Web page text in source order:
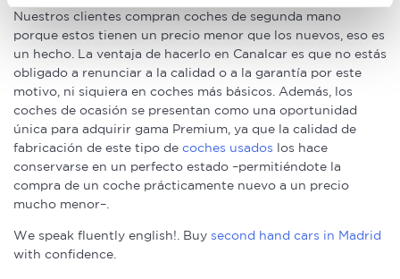
digitales)
Obtenga más información sobre cómo se procesan sus
datos personales y establezca sus preferencias en la
sección de datos. Puede cambiar o retirar su
consentimiento en cualquier momento en la Declaración
de cookies.
Las cookies de este sitio web se usan para personalizar
el contenido y los anuncios, ofrecer funciones de redes
información sobre el uso que haga del sitio web con
Nuestros clientes compran coches de segunda mano
porque estos tienen un precio menor que los nuevos, eso es
un hecho. La ventaja de hacerlo en Canalcar es que no estás
obligado a renunciar a la calidad o a la garantía por este
motivo, ni siquiera en coches más básicos. Además, los
coches de ocasión se presentan como una oportunidad
única para adquirir gama Premium, ya que la calidad de
fabricación de este tipo de coches usados los hace
conservarse en un perfecto estado –permitiéndote la
compra de un coche prácticamente nuevo a un precio
mucho menor–.
We speak fluently english!. Buy second hand cars in Madrid
with confidence.